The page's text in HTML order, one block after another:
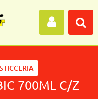
700ML C/Z